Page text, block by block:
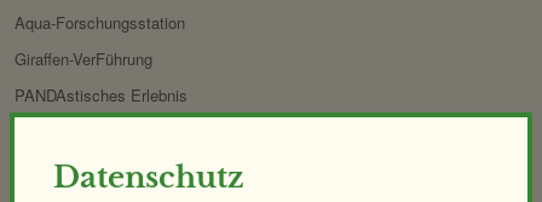
Datenschutz
Aqua-Forschungsstation
Giraffen-VerFührung
PANDAstisches Erlebnis
Demenzfreundlicher Rundgang